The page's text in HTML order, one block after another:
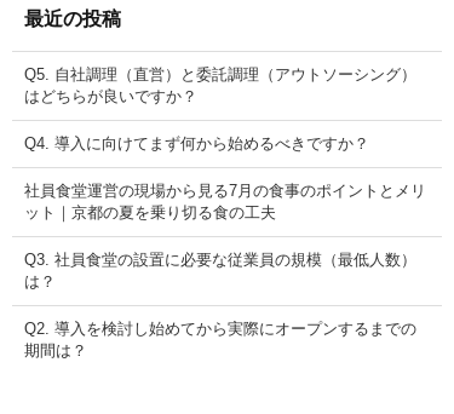
ブ
最近の投稿
Q5. 自社調理（直営）と委託調理（アウトソーシング）
はどちらが良いですか？
Q4. 導入に向けてまず何から始めるべきですか？
社員食堂運営の現場から見る7月の食事のポイントとメリ
ット｜京都の夏を乗り切る食の工夫
Q3. 社員食堂の設置に必要な従業員の規模（最低人数）
は？
Q2. 導入を検討し始めてから実際にオープンするまでの
期間は？